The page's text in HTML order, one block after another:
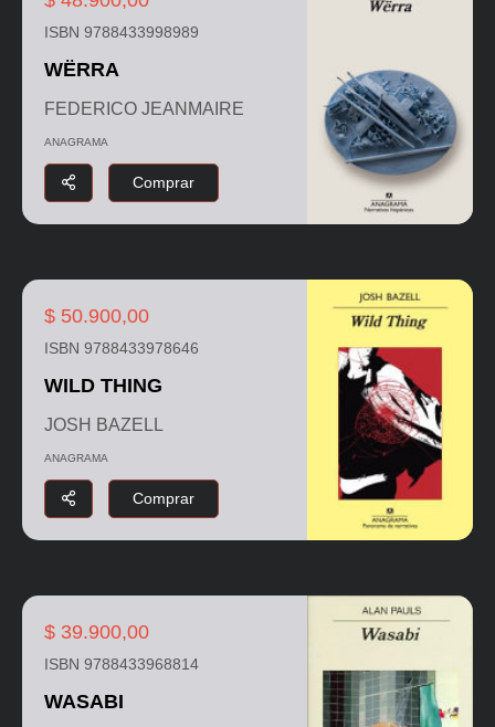
ISBN 9788433998989
WËRRA
FEDERICO JEANMAIRE
ANAGRAMA
Comprar
$ 50.900,00
ISBN 9788433978646
WILD THING
JOSH BAZELL
ANAGRAMA
Comprar
$ 39.900,00
ISBN 9788433968814
WASABI